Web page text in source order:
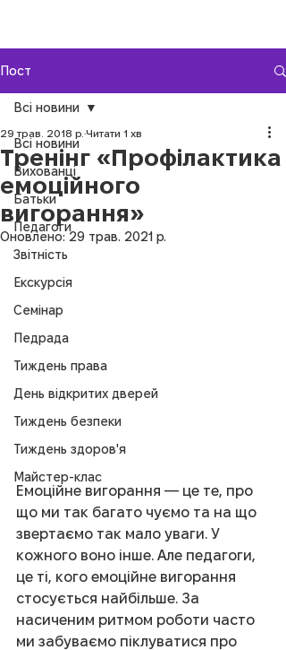
Пост
Всі новини
Вихованці
Батьки
Педагоги
Звітність
Екскурсія
Семінар
Педрада
Тиждень права
День відкритих дверей
Тиждень безпеки
Тиждень здоров'я
Майстер-клас
Всі новини
Тренінг «Профілактика
емоційного
вигорання»
29 трав. 2018 р. Читати 1 хв
Оновлено: 29 трав. 2021 р.
Емоційне вигорання — це те, про
що ми так багато чуємо та на що
звертаємо так мало уваги. У
кожного воно інше. Але педагоги,
це ті, кого емоційне вигорання
стосується найбільше. За
насиченим ритмом роботи часто
ми забуваємо піклуватися про